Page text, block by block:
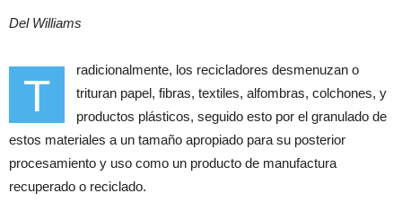
Del Williams
T
radicionalmente, los recicladores desmenuzan o
trituran papel, fibras, textiles, alfombras, colchones, y
productos plásticos, seguido esto por el granulado de
estos materiales a un tamaño apropiado para su posterior
procesamiento y uso como un producto de manufactura
recuperado o reciclado.